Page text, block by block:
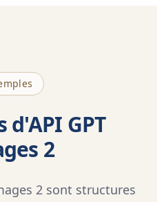
d'API GPT
2
2 sont structures